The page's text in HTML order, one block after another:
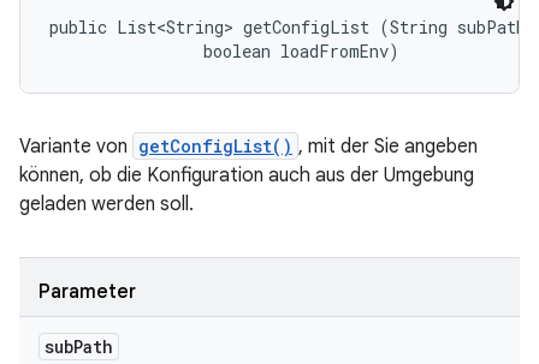
public List<String> getConfigList (String
                boolean loadFromEnv)
Variante von getConfigList() , mit der Sie angeben
können, ob die Konfiguration auch aus der Umgebung
geladen werden soll.
Parameter
subPath